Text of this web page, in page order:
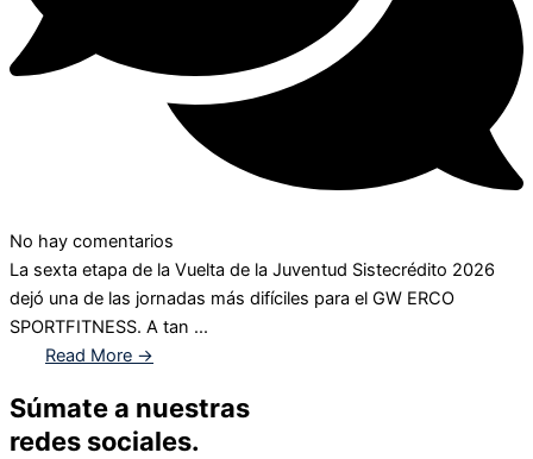
No hay comentarios
La sexta etapa de la Vuelta de la Juventud Sistecrédito 2026
dejó una de las jornadas más difíciles para el GW ERCO
SPORTFITNESS. A tan ...
Read More →
Súmate a nuestras
redes sociales.